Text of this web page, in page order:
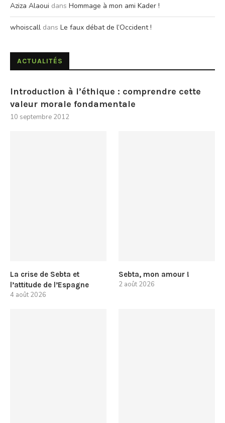
Aziza Alaoui dans Hommage à mon ami Kader !
whoiscall dans Le faux débat de l’Occident !
ACTUALITÉS
Introduction à l’éthique : comprendre cette
valeur morale fondamentale
10 septembre 2012
La crise de Sebta et
l’attitude de l’Espagne
4 août 2026
Sebta, mon amour !
2 août 2026